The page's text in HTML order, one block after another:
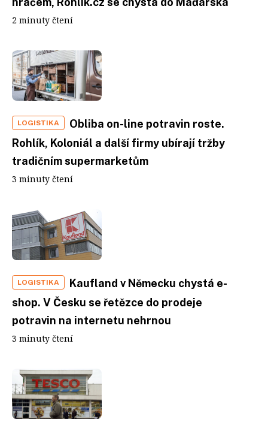
2 minuty čtení
LOGISTIKA
Obliba on-line potravin roste.
Rohlík, Koloniál a další firmy ubírají tržby
tradičním supermarketům
3 minuty čtení
LOGISTIKA
Kaufland v Německu chystá e-
shop. V Česku se řetězce do prodeje
potravin na internetu nehrnou
3 minuty čtení